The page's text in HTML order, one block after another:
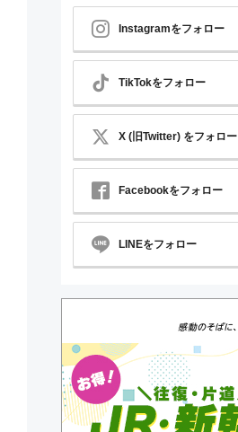
Instagramをフォロー
TikTokをフォロー
X (旧Twitter) をフォロー
Facebookをフォロー
LINEをフォロー